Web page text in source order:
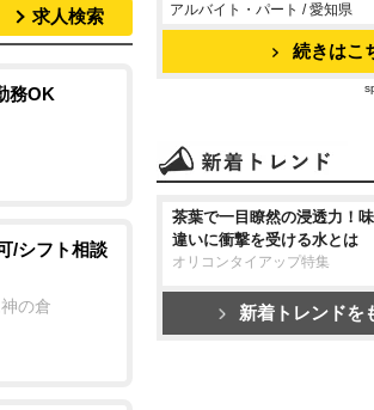
求人検索
務OK
/シフト相談
の倉
アルバイト・パート / 愛知県
続きはこ
茶葉で一目瞭然の浸透力！
違いに衝撃を受ける水とは
オリコンタイアップ特集
新着トレンドを